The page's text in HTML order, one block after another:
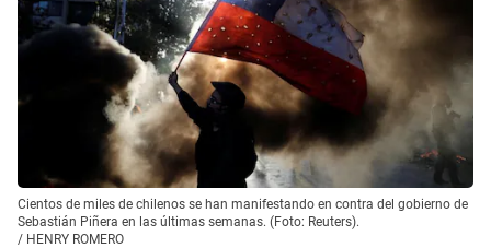
Cientos de miles de chilenos se han manifestando en contra del gobierno de
Sebastián Piñera en las últimas semanas. (Foto: Reuters).
/ HENRY ROMERO